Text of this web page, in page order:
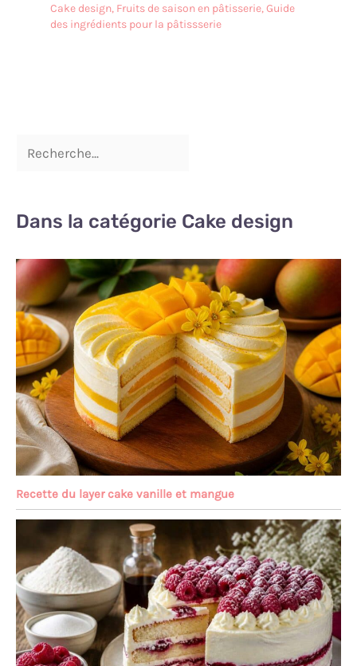
Cake design, Fruits de saison en pâtisserie,Guide
des ingrédients pour la pâtissserie
Dans la catégorie Cake design
Recette du layer cake vanille et mangue